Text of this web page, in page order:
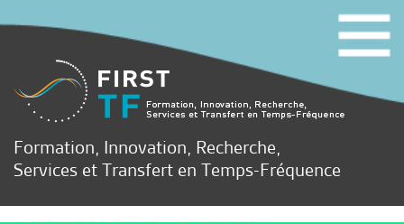
Formation, Innovation, Recherche,
Services et Transfert en Temps-Fréquence